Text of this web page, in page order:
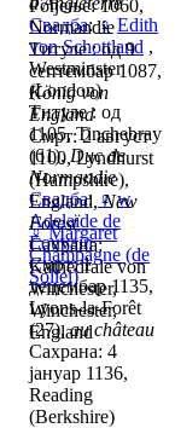
Свадба:♀ Edith
von Schottland ,
Westminster
(London)
Титуле : од
1105, Tinchebray
(61), Duc de
Normandie
Свадба: ♀ w
Adelaïde de
Louvain
Смрт: 1
децембар 1135,
Lyons-la-Forêt
(27),au château
Сахрана: 4
јануар 1136,
Reading
(Berkshire)
Рођење: 1060,
Normandie
Титуле : од 9
септембар 1087,
König von
England
Смрт: 2 август
1100, Lyndhurst
(Hampshire),
England,New
Forest
Сахрана:
Kathedrale von
Winchester,
Winchester,
England
♀ Margaret
Champagne (de
Sollei)